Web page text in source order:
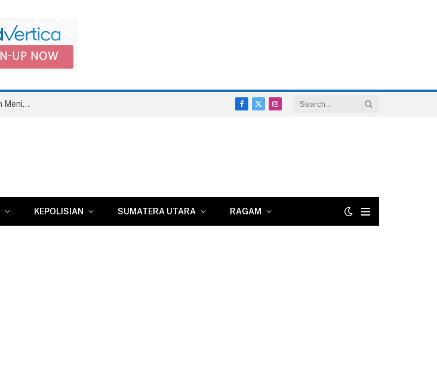
Korban Perahu Tenggelam di Sungai Sei Belawan ditemukan Meninggal Dunia
Facebook
X
Instagram
KEPOLISIAN SUMATERA UTARA RAGAM